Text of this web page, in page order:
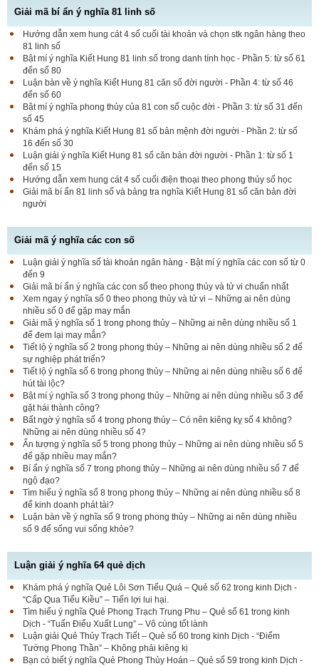
Giải mã bí ẩn ý nghĩa 81 linh số
Hướng dẫn xem hung cát 4 số cuối tài khoản và chọn stk ngân hàng theo
81 linh số
Bật mí ý nghĩa Kiết Hung 81 linh số trong danh tính học - Phần 5: từ số 61
đến số 80
Luận bàn về ý nghĩa Kiết Hung 81 căn số đời người - Phần 4: từ số 46
đến số 60
Bật mí ý nghĩa phong thủy của 81 con số cuộc đời - Phần 3: từ số 31 đến
số 45
Khám phá ý nghĩa Kiết Hung 81 số bản mệnh đời người - Phần 2: từ số
16 đến số 30
Luận giải ý nghĩa Kiết Hung 81 số căn bản đời người - Phần 1: từ số 1
đến số 15
Hướng dẫn xem hung cát 4 số cuối điện thoại theo phong thủy số học
Giải mã bí ẩn 81 linh số và bảng tra nghĩa Kiết Hung 81 số căn bản đời
người
Giải mã ý nghĩa các con số
Luận giải ý nghĩa số tài khoản ngân hàng - Bật mí ý nghĩa các con số từ 0
đến 9
Giải mã bí ẩn ý nghĩa các con số theo phong thủy và tử vi chuẩn nhất
Xem ngay ý nghĩa số 0 theo phong thủy và tử vi – Những ai nên dùng
nhiều số 0 để gặp may mắn
Giải mã ý nghĩa số 1 trong phong thủy – Những ai nên dùng nhiều số 1
để đem lại may mắn?
Tiết lộ ý nghĩa số 2 trong phong thủy – Những ai nên dùng nhiều số 2 để
sự nghiệp phát triển?
Tiết lộ ý nghĩa số 6 trong phong thủy – Những ai nên dùng nhiều số 6 để
hút tài lộc?
Bật mí ý nghĩa số 3 trong phong thủy – Những ai nên dùng nhiều số 3 để
gặt hái thành công?
Bất ngờ ý nghĩa số 4 trong phong thủy – Có nên kiêng kỵ số 4 không?
Những ai nên dùng nhiều số 4?
Ấn tượng ý nghĩa số 5 trong phong thủy – Những ai nên dùng nhiều số 5
để gặp nhiều may mắn?
Bí ẩn ý nghĩa số 7 trong phong thủy – Những ai nên dùng nhiều số 7 để
ngộ đạo?
Tìm hiểu ý nghĩa số 8 trong phong thủy – Những ai nên dùng nhiều số 8
để kinh doanh phát tài?
Luận bàn về ý nghĩa số 9 trong phong thủy – Những ai nên dùng nhiều
số 9 để sống vui sống khỏe?
Luận giải ý nghĩa 64 quẻ dịch
Khám phá ý nghĩa Quẻ Lôi Sơn Tiểu Quá – Quẻ số 62 trong kinh Dịch -
“Cấp Qua Tiểu Kiều” – Tiến lợi lui hại.
Tìm hiểu ý nghĩa Quẻ Phong Trạch Trung Phu – Quẻ số 61 trong kinh
Dịch - “Tuấn Điểu Xuất Lung” – Vô cùng tốt lành
Luận giải Quẻ Thủy Trạch Tiết – Quẻ số 60 trong kinh Dịch - “Điểm
Tướng Phong Thần” – Không phải kiêng kị
Bạn có biết ý nghĩa Quẻ Phong Thủy Hoán – Quẻ số 59 trong kinh Dịch -